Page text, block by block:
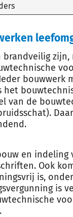
zijn,
bouwwerk
het
van de
en indeling
Ook
is,
is